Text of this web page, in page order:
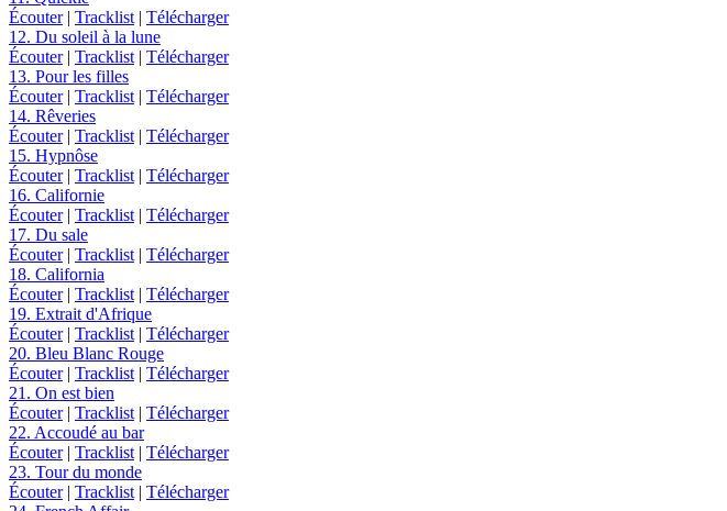
Écouter| Tracklist | Télécharger
12. Du soleil à la lune
Écouter| Tracklist | Télécharger
13. Pour les filles
Écouter| Tracklist | Télécharger
14. Rêveries
Écouter| Tracklist | Télécharger
15. Hypnôse
Écouter| Tracklist | Télécharger
16. Californie
Écouter| Tracklist | Télécharger
17. Du sale
Écouter| Tracklist | Télécharger
18. California
Écouter| Tracklist | Télécharger
19. Extrait d'Afrique
Écouter| Tracklist | Télécharger
20. Bleu Blanc Rouge
Écouter| Tracklist | Télécharger
21. On est bien
Écouter| Tracklist | Télécharger
22. Accoudé au bar
Écouter| Tracklist | Télécharger
23. Tour du monde
Écouter| Tracklist | Télécharger